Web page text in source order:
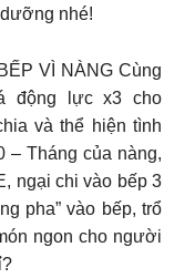
nhé!
VÌ NÀNG Cùng
động lực x3 cho
và thể hiện tình
– Tháng của nàng,
ngại chi vào bếp 3
pha” vào bếp, trổ
ngon cho người